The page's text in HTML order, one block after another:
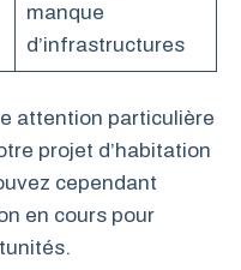
manque
d’infrastructures
attention particulière
projet d’habitation
cependant
en cours pour